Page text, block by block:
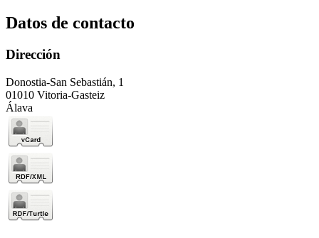
Datos de contacto
Dirección
Donostia-San Sebastián, 1
01010 Vitoria-Gasteiz
Álava